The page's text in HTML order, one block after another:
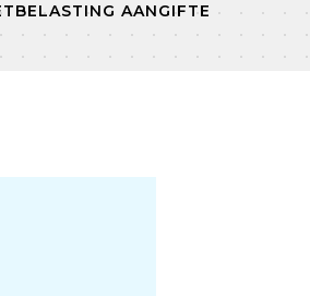
AANGIFTE